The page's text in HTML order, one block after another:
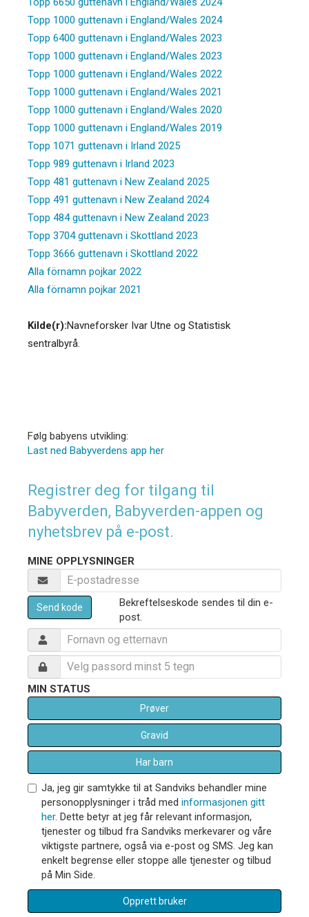
Topp 1000 guttenavn i England/Wales 2024
Topp 6400 guttenavn i England/Wales 2023
Topp 1000 guttenavn i England/Wales 2023
Topp 1000 guttenavn i England/Wales 2022
Topp 1000 guttenavn i England/Wales 2021
Topp 1000 guttenavn i England/Wales 2020
Topp 1000 guttenavn i England/Wales 2019
Topp 1071 guttenavn i Irland 2025
Topp 989 guttenavn i Irland 2023
Topp 481 guttenavn i New Zealand 2025
Topp 491 guttenavn i New Zealand 2024
Topp 484 guttenavn i New Zealand 2023
Topp 3704 guttenavn i Skottland 2023
Topp 3666 guttenavn i Skottland 2022
Alla förnamn pojkar 2022
Alla förnamn pojkar 2021
Kilde(r):Navneforsker Ivar Utne og Statistisk
sentralbyrå.
Følg babyens utvikling:
Last ned Babyverdens app her
Registrer deg for tilgang til
Babyverden, Babyverden-appen og
nyhetsbrev på e-post.
MINE OPPLYSNINGER
Send kode
Bekreftelseskode sendes til din e-
post.
MIN STATUS
Prøver
Gravid
Har barn
Ja, jeg gir samtykke til at Sandviks behandler mine
personopplysninger i tråd med informasjonen gitt
her. Dette betyr at jeg får relevant informasjon,
tjenester og tilbud fra Sandviks merkevarer og våre
viktigste partnere, også via e-post og SMS. Jeg kan
enkelt begrense eller stoppe alle tjenester og tilbud
på Min Side.
Opprett bruker